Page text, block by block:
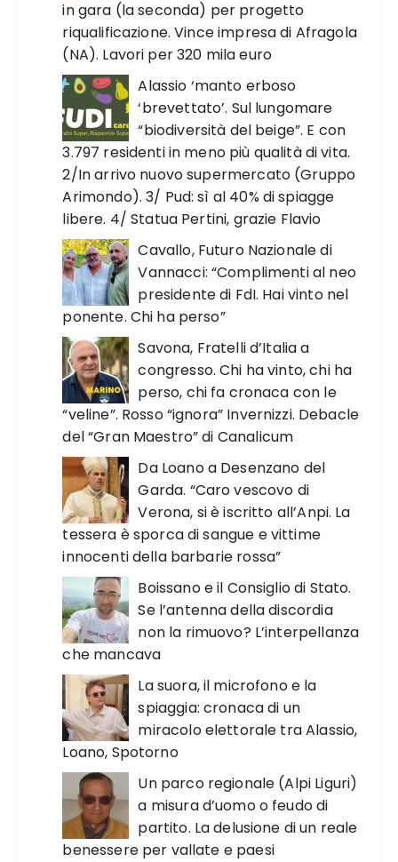
in gara (la seconda) per progetto
riqualificazione. Vince impresa di Afragola
(NA). Lavori per 320 mila euro
Alassio ‘manto erboso
‘brevettato’. Sul lungomare
“biodiversità del beige”. E con
3.797 residenti in meno più qualità di vita.
2/In arrivo nuovo supermercato (Gruppo
Arimondo). 3/ Pud: sì al 40% di spiagge
libere. 4/ Statua Pertini, grazie Flavio
Cavallo, Futuro Nazionale di
Vannacci: “Complimenti al neo
presidente di FdI. Hai vinto nel
ponente. Chi ha perso”
Savona, Fratelli d’Italia a
congresso. Chi ha vinto, chi ha
perso, chi fa cronaca con le
“veline”. Rosso “ignora” Invernizzi. Debacle
del “Gran Maestro” di Canalicum
Da Loano a Desenzano del
Garda. “Caro vescovo di
Verona, si è iscritto all’Anpi. La
tessera è sporca di sangue e vittime
innocenti della barbarie rossa”
Boissano e il Consiglio di Stato.
Se l’antenna della discordia
non la rimuovo? L’interpellanza
che mancava
La suora, il microfono e la
spiaggia: cronaca di un
miracolo elettorale tra Alassio,
Loano, Spotorno
Un parco regionale (Alpi Liguri)
a misura d’uomo o feudo di
partito. La delusione di un reale
benessere per vallate e paesi